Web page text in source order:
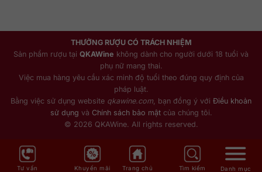
THƯỞNG RƯỢU CÓ TRÁCH NHIỆM
Sản phẩm rượu tại QKAWine không dành cho người dưới 18 tuổi và
phụ nữ mang thai.
Việc mua hàng yêu cầu xác minh độ tuổi theo đúng quy định của
pháp luật.
Bằng việc sử dụng website qkawine.com , bạn đồng ý với Điều khoản
sử dụng và Chính sách bảo mậtcủa chúng tôi.
© 2026 QKAWine. All rights reserved.
Tư vấn Khuyến mãi Trang chủ Tìm kiếm Danh mục